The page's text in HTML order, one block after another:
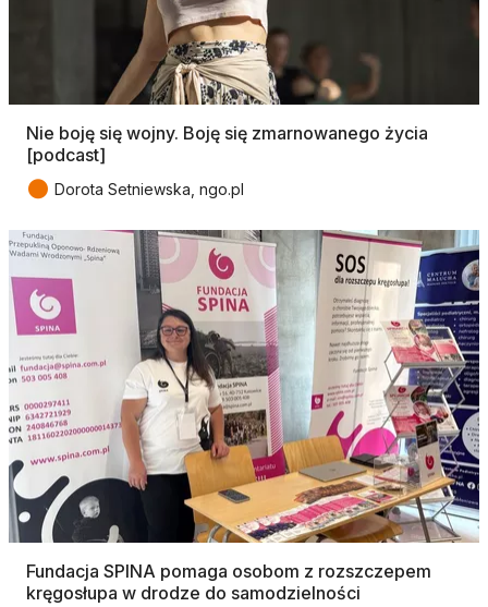
Nie boję się wojny. Boję się zmarnowanego życia
[podcast]
● Dorota Setniewska, ngo.pl
Fundacja SPINA pomaga osobom z rozszczepem
kręgosłupa w drodze do samodzielności